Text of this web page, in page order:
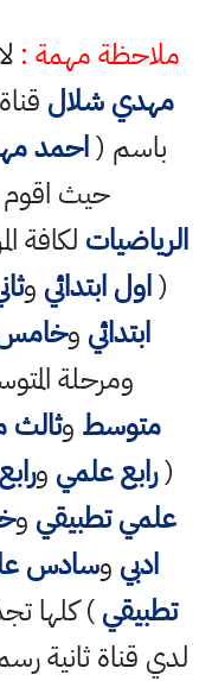
ملاحظة مهمة :
مهدي شلال
باسم (احمد
حيث
الرياضيات لكافة
(اول ابتدائي و
ابتدائي وخامس
ومرحلة
متوسط و
(رابع علمي و
علمي تطبيقي و
ادبي وسادس
تطبيقي) كلها
لدي قناة ثانية